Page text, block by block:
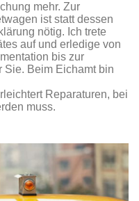
mehr. Zur
ist statt dessen
nötig. Ich trete
auf und erledige von
bis zur
Sie. Beim Eichamt bin
Reparaturen, bei
muss.